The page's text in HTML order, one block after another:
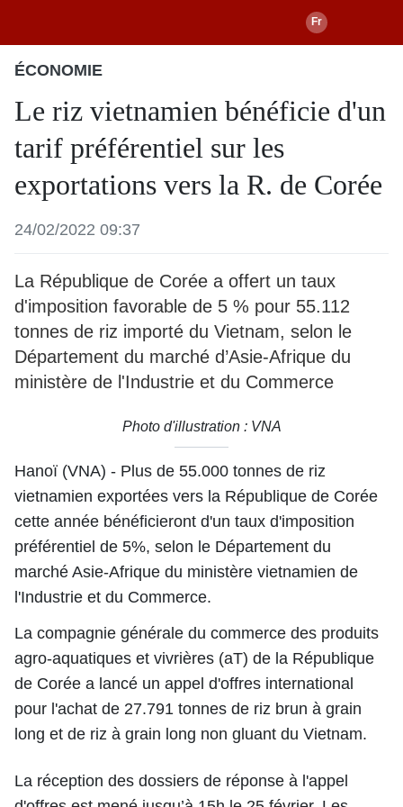
ÉCONOMIE
Le riz vietnamien bénéficie d'un
tarif préférentiel sur les
exportations vers la R. de Corée
24/02/2022 09:37
La République de Corée a offert un taux
d'imposition favorable de 5 % pour 55.112
tonnes de riz importé du Vietnam, selon le
Département du marché d’Asie-Afrique du
ministère de l'Industrie et du Commerce
Photo d'illustration : VNA
Hanoï (VNA) - Plus de 55.000 tonnes de riz
vietnamien exportées vers la République de Corée
cette année bénéficieront d'un taux d'imposition
préférentiel de 5%, selon le Département du
marché Asie-Afrique du ministère vietnamien de
l'Industrie et du Commerce.
La compagnie générale du commerce des produits
agro-aquatiques et vivrières (aT) de la République
de Corée a lancé un appel d'offres international
pour l'achat de 27.791 tonnes de riz brun à grain
long et de riz à grain long non gluant du Vietnam.
La réception des dossiers de réponse à l'appel